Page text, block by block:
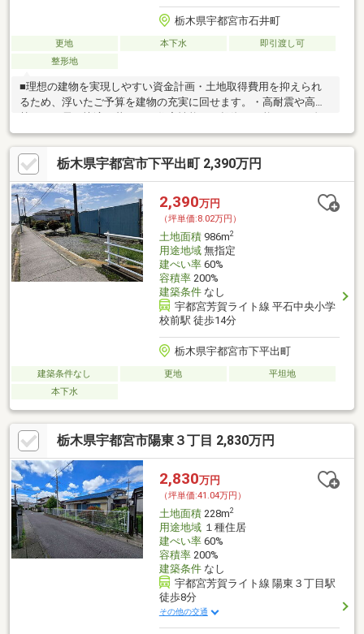
栃木県宇都宮市石井町
更地 本下水
即引渡し可
整形地
■理想の建物を実現しやすい資金計画・土地取得費用を抑えられ
るため、浮いたご予算を建物の充実に回せます。・高耐震や高断
由なプランニングが叶う整形地 ・166.96m2の整った敷地形状で、
敷地を無駄なく活かした間取りを描けます。・広々としたリビン
グなど、ご家族の理想のライフスタイルを反映できます。■将来
の教育資金にも備えられる環境・無理のない総予算を組むこと
で、お子様の進学などの費用にも備えられます。・小中学校が徒
歩7分圏内に揃っており、安心して子育てを続けられる環境です。
栃木県宇都宮市下平出町 2,390万円
2,390万円
（坪単価:8.02万円）
土地面積986m2
用途地域無指定
建ぺい率60%
容積率200%
建築条件なし
宇都宮芳賀ライト線 平石中央小学
校前駅 徒歩14分
栃木県宇都宮市下平出町
建築条件なし 更地
平坦地
本下水
栃木県宇都宮市陽東３丁目 2,830万円
2,830万円
（坪単価:41.04万円）
土地面積228m2
用途地域１種住居
建ぺい率60%
容積率200%
建築条件なし
宇都宮芳賀ライト線 陽東３丁目駅
徒歩8分
その他の交通